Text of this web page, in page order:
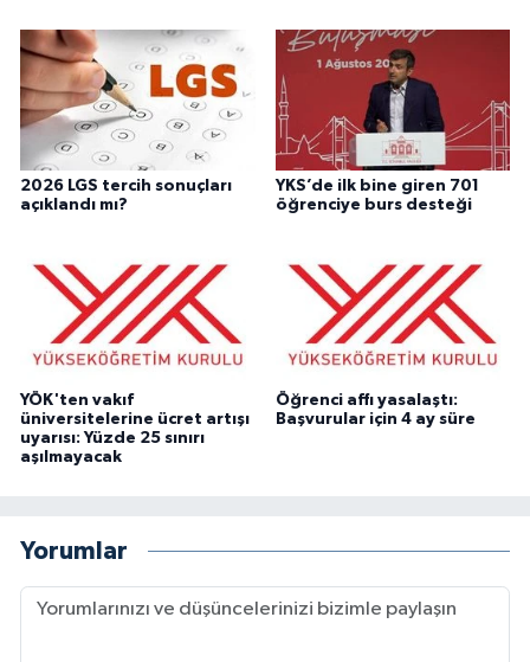
2026 LGS tercih sonuçları
açıklandı mı?
YKS’de ilk bine giren 701
öğrenciye burs desteği
YÖK'ten vakıf
üniversitelerine ücret artışı
uyarısı: Yüzde 25 sınırı
aşılmayacak
Öğrenci affı yasalaştı:
Başvurular için 4 ay süre
Yorumlar